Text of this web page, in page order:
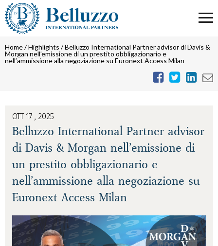
Home/Highlights /Belluzzo International Partner advisor di Davis &
Morgan nell’emissione di un prestito obbligazionario e
nell’ammissione alla negoziazione su Euronext Access Milan
OTT 17 , 2025
Belluzzo International Partner advisor
di Davis & Morgan nell’emissione di
un prestito obbligazionario e
nell’ammissione alla negoziazione su
Euronext Access Milan